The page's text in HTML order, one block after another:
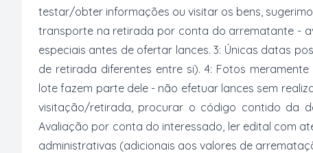
testar/obter informações ou visitar os bens,
transporte na retirada por conta do arrematante -
especiais antes de ofertar lances. 3: Únicas datas
de retirada diferentes entre si). 4: Fotos
lote fazem parte dele - não efetuar lances sem
visitação/retirada, procurar o código contido da
Avaliação por conta do interessado, ler edital com
administrativas (adicionais aos valores de